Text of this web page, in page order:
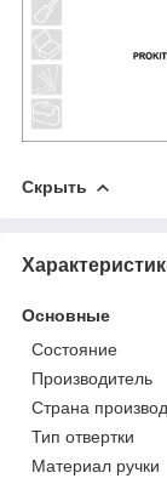
Скрыть
Основные
Состояние
Производитель
Страна
Тип отвертки
Материал ручки